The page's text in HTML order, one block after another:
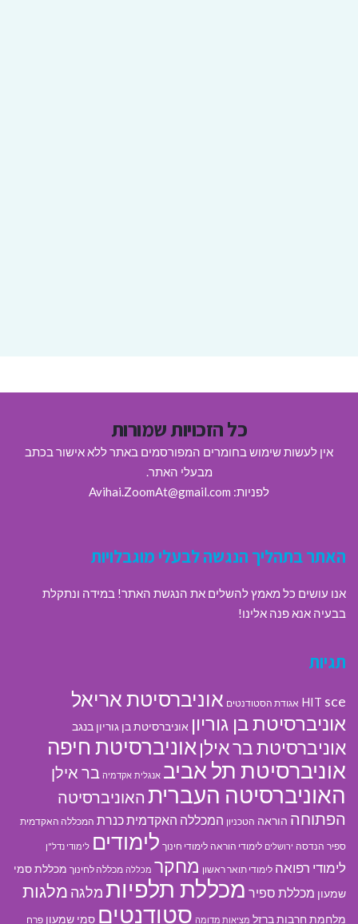
כל הזכויות שמורות
אין לעשות שימוש בחומרים המפורסמים באתר ללא אישור בכתב
מבעלי האתר.
לפניות: Avihai.ZoomAt@gmail.com
האתר בתהליך הנגשה לבעלי מוגבלויות
אנו עושים כל מאמץ להשלים את הנגשת האתר! במידה ונתקלת
בבעיה אנא פנה אלינו!
תגיות
HITsce אגודת הסטודנטים אוניברסיטת אריאל
אוניברסיטת בן גוריון אוניברסיטת בן גוריון בנגב
אוניברסיטת בר אילןאוניברסיטת חיפה
אוניברסיטת תל אביב אנגלית אקדמיה בר אילן
האוניברסיטה העבריתהאוניברסיטה
הפתוחה הוראה הטכניון המכללה האקדמית כנרת המכללה האקדמית
ספיר הנדסה ירושלים לימודי הוראה לימודי חינוך לימודים לימודי נדל"ן
לימודי רפואה לימודי תואר ראשון מחקר מכללה מכללה לחינוך מכללת סמי
שמעוןמכללת ספירמכללת תלפיותמלגהמלגות
מלחמת חרבות ברזל מציאות מדומה סטודנטיםסמי שמעון פרח